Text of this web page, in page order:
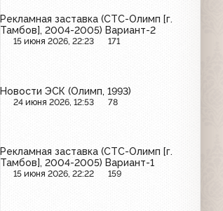
Рекламная заставка (СТС-Олимп [г.
Тамбов], 2004-2005) Вариант-2
15 июня 2026, 22:23 171
Новости ЭСК (Олимп, 1993)
24 июня 2026, 12:53 78
Рекламная заставка (СТС-Олимп [г.
Тамбов], 2004-2005) Вариант-1
15 июня 2026, 22:22 159